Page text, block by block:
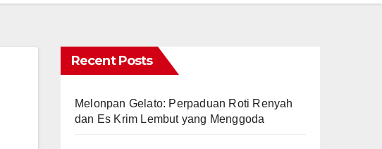
Recent Posts
Melonpan Gelato: Perpaduan Roti Renyah
dan Es Krim Lembut yang Menggoda